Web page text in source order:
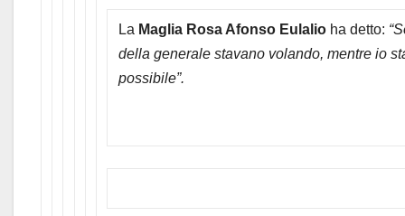
La Maglia Rosa Afonso Eulalioha detto: “
della generale stavano volando, mentre io
possibile”.